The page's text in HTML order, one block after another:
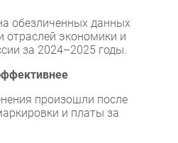
обезличенных данных
отраслей экономики и
за 2024–2025 годы.
произошли после
и платы за